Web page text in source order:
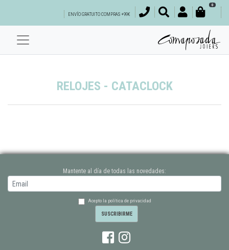
ENVÍO GRATUITO COMPRAS +99€
0
RELOJES - CATACLOCK
Mantente al día de todas las novedades:
Acepto la política de privacidad